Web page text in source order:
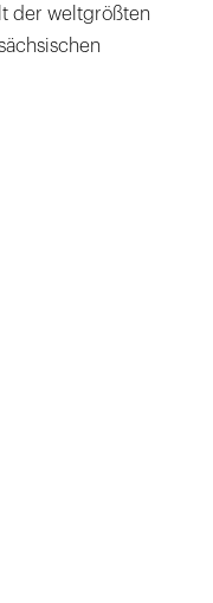
der weltgrößten